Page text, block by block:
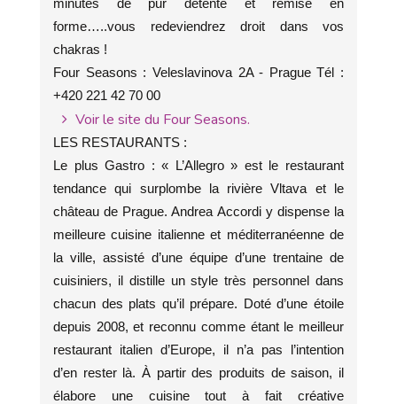
forme…..vous redeviendrez droit dans vos
chakras !
Four Seasons : Veleslavinova 2A - Prague Tél :
+420 221 42 70 00
Voir le site du Four Seasons.
LES RESTAURANTS :
Le plus Gastro : « L’Allegro » est le restaurant
tendance qui surplombe la rivière Vltava et le
château de Prague. Andrea Accordi y dispense la
meilleure cuisine italienne et méditerranéenne de
la ville, assisté d’une équipe d’une trentaine de
cuisiniers, il distille un style très personnel dans
chacun des plats qu’il prépare. Doté d’une étoile
depuis 2008, et reconnu comme étant le meilleur
restaurant italien d’Europe, il n’a pas l’intention
d’en rester là. À partir des produits de saison, il
élabore une cuisine tout à fait créative